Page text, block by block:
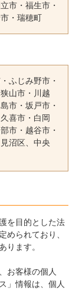
市・ 福生市・
・ 瑞穂町
ふじみ野市・
狭山市・川越
市・坂戸市・
喜市・白岡
市・越谷市・
沼区、中央
を目的とした法
められており、
ります。
お客様の個人
」情報は、個人